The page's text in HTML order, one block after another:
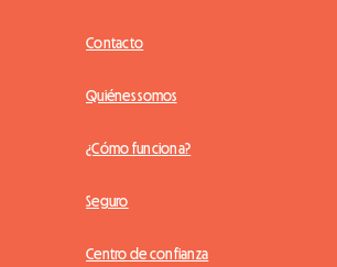
Contacto
Quiénes somos
¿Cómo funciona?
Seguro
Centro de confianza